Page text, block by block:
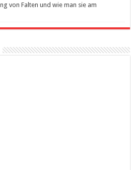
von Falten und wie man sie am